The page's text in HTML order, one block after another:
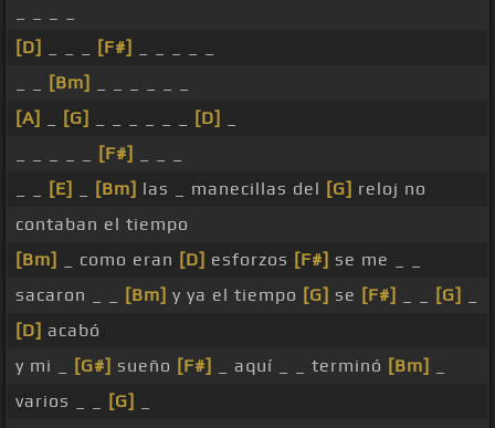
[D]
[F#]
[Bm]
[A]
[G] [D]
[F#]
[E] [Bm] las _ manecillas del [G] reloj no
contaban el tiempo
[Bm]
_ como eran [D] esforzos [F#] se me _ _
sacaron _ _
[Bm] y ya el tiempo [G] se [F#] [G]
[D] acabó
y mi _
[G#] sueño [F#] _ aquí _ _ terminó [Bm]
varios _ _
[G]